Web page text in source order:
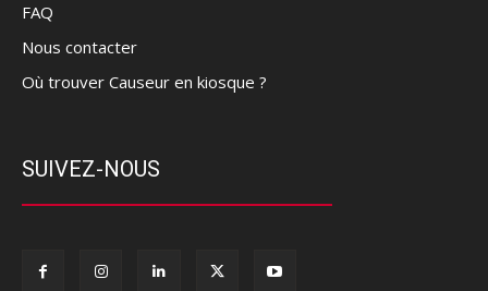
FAQ
Nous contacter
Où trouver Causeur en kiosque ?
SUIVEZ-NOUS